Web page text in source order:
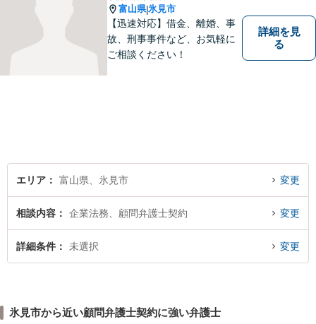
富山県|氷見市
【迅速対応】借金、離婚、事
故、刑事事件など、お気軽に
ご相談ください！
詳細を見
る
エリア 富山県、氷見市 変更
相談内容 企業法務、顧問弁護士契約 変更
詳細条件 未選択 変更
氷見市から近い顧問弁護士契約に強い弁護士